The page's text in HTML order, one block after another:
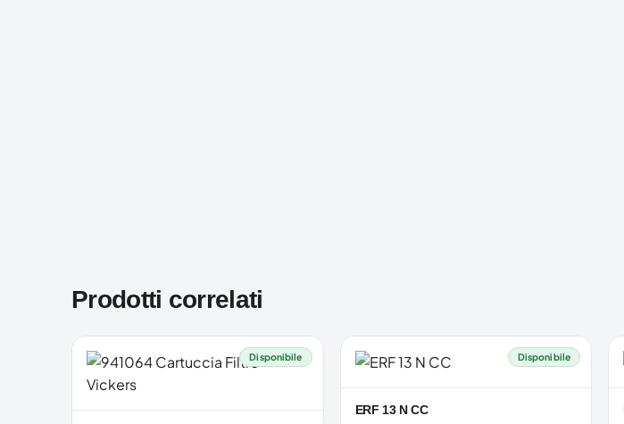
Prodotti correlati
Disponibile Disponibile
ERF 13 N CC